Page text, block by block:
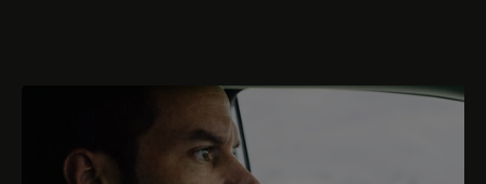
ανθρώπινες τροφές, σανό κ.λπ. Τα σιτηρά
ήταν μέρος της διατροφής τους, αλλά δεν
ήταν η αποκλειστική τροφή τους. Δεύτερον,
τα κοτόπουλα ελευθέρας βοσκής